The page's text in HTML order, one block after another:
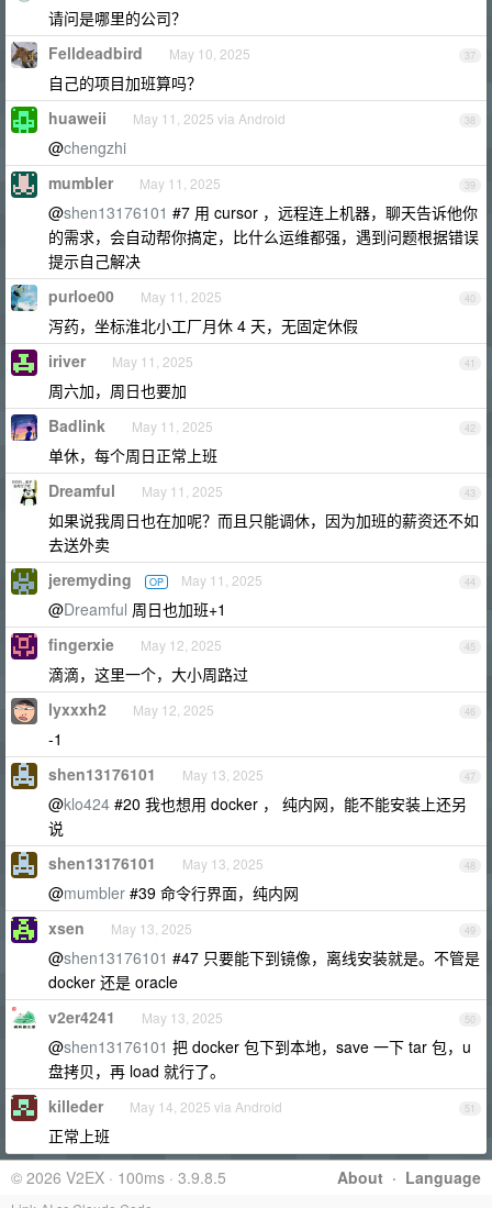
请问是哪里的公司？
37
Felldeadbird May 10, 2025
自己的项目加班算吗？
38
huaweii May 11, 2025 via Android
@chengzhi
39
mumbler May 11, 2025
@shen13176101 #7 用 cursor ，远程连上机器，聊天告诉他你
的需求，会自动帮你搞定，比什么运维都强，遇到问题根据错误
提示自己解决
40
purloe00 May 11, 2025
泻药，坐标淮北小工厂月休 4 天，无固定休假
41
iriver May 11, 2025
周六加，周日也要加
42
Badlink May 11, 2025
单休，每个周日正常上班
43
Dreamful May 11, 2025
如果说我周日也在加呢？而且只能调休，因为加班的薪资还不如
去送外卖
44
jeremyding OP May 11, 2025
@Dreamful 周日也加班+1
45
fingerxie May 12, 2025
滴滴，这里一个，大小周路过
46
lyxxxh2 May 12, 2025
-1
47
shen13176101 May 13, 2025
@klo424 #20 我也想用 docker ， 纯内网，能不能安装上还另
说
48
shen13176101 May 13, 2025
@mumbler #39 命令行界面，纯内网
49
xsen May 13, 2025
@shen13176101 #47 只要能下到镜像，离线安装就是。不管是
docker 还是 oracle
50
v2er4241 May 13, 2025
@shen13176101 把 docker 包下到本地，save 一下 tar 包，u
盘拷贝，再 load 就行了。
51
killeder May 14, 2025 via Android
正常上班
About · Language
© 2026 V2EX · 100ms · 3.9.8.5